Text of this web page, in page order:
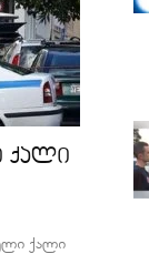
ქალი
ქალი